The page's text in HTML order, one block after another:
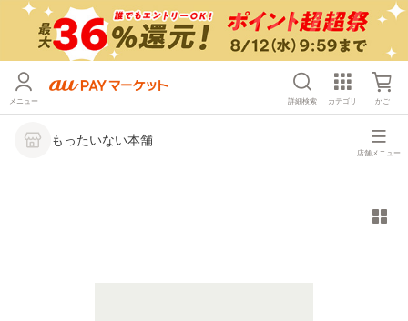
メニュー 詳細検索 カテゴリ かご
もったいない本舗
店舗メニュー